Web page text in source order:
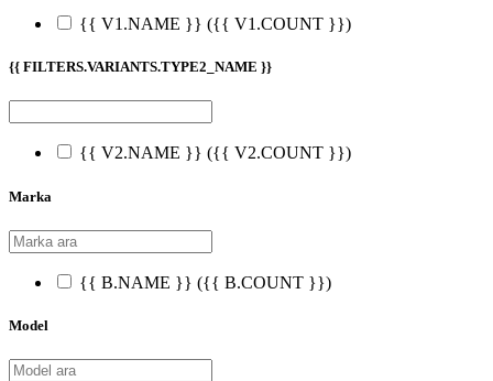
{{ V1.NAME }} ({{ V1.COUNT }})
{{ FILTERS.VARIANTS.TYPE2_NAME }}
{{ V2.NAME }} ({{ V2.COUNT }})
Marka
{{ B.NAME }} ({{ B.COUNT }})
Model